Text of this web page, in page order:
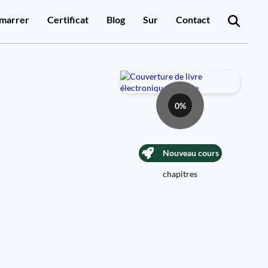
Certificat Blog Sur Contact
0%
Nouveau cours
chapitres